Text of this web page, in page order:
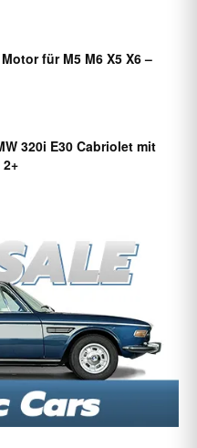
für M5 M6 X5 X6 –
320i E30 Cabriolet mit